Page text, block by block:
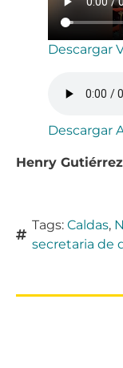
Descargar
Descargar
Henry
Tags: Caldas,
secretaria de